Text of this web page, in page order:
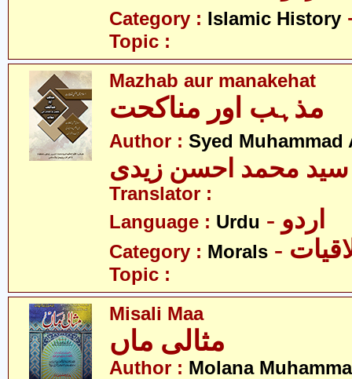
Category : Islamic History
Topic :
Mazhab aur manakehat
مذہب اور مناکحت
Author : Syed Muhammad
سید محمد احسن زیدی
Translator :
Language : Urdu - اردو
Category : Morals
Topic :
Misali Maa
مثالی ماں
Author : Molana